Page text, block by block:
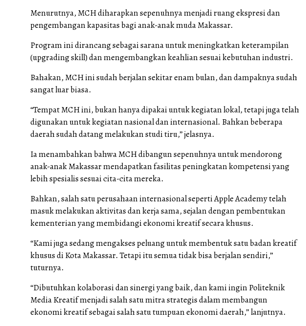
Menurutnya, MCH diharapkan sepenuhnya menjadi ruang ekspresi dan
pengembangan kapasitas bagi anak-anak muda Makassar.
Program ini dirancang sebagai sarana untuk meningkatkan keterampilan
(upgrading skill) dan mengembangkan keahlian sesuai kebutuhan industri.
Bahakan, MCH ini sudah berjalan sekitar enam bulan, dan dampaknya sudah
sangat luar biasa.
“Tempat MCH ini, bukan hanya dipakai untuk kegiatan lokal, tetapi juga telah
digunakan untuk kegiatan nasional dan internasional. Bahkan beberapa
daerah sudah datang melakukan studi tiru,” jelasnya.
Ia menambahkan bahwa MCH dibangun sepenuhnya untuk mendorong
anak-anak Makassar mendapatkan fasilitas peningkatan kompetensi yang
lebih spesialis sesuai cita-cita mereka.
Bahkan, salah satu perusahaan internasional seperti Apple Academy telah
masuk melakukan aktivitas dan kerja sama, sejalan dengan pembentukan
kementerian yang membidangi ekonomi kreatif secara khusus.
“Kami juga sedang mengakses peluang untuk membentuk satu badan kreatif
khusus di Kota Makassar. Tetapi itu semua tidak bisa berjalan sendiri,”
tuturnya.
“Dibutuhkan kolaborasi dan sinergi yang baik, dan kami ingin Politeknik
Media Kreatif menjadi salah satu mitra strategis dalam membangun
ekonomi kreatif sebagai salah satu tumpuan ekonomi daerah,” lanjutnya.